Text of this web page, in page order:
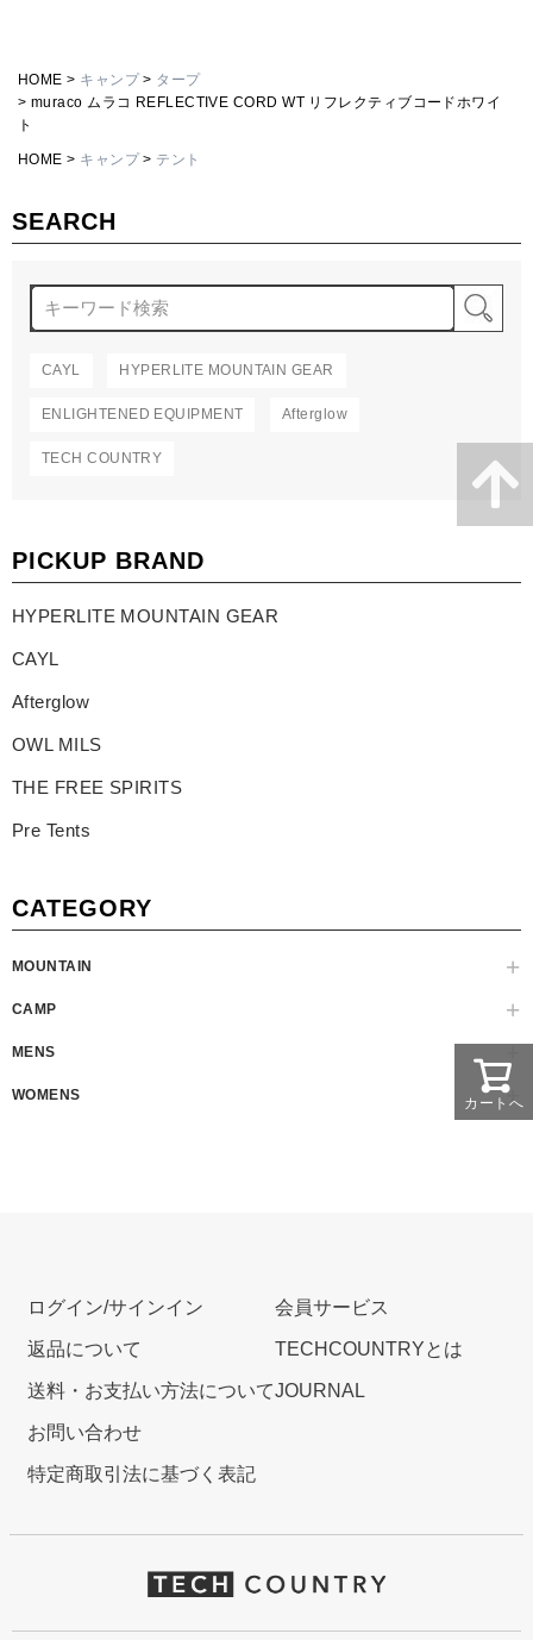
SEARCH
CAYL HYPERLITE MOUNTAIN GEAR
ENLIGHTENED EQUIPMENT Afterglow
TECH COUNTRY
PICKUP BRAND
HYPERLITE MOUNTAIN GEAR
CAYL
Afterglow
OWL MILS
THE FREE SPIRITS
Pre Tents
CATEGORY
MOUNTAIN
CAMP
MENS
WOMENS
HOME キャンプ
タープ
muraco ムラコ REFLECTIVE CORD WT リフレクティブコードホワイ
ト
HOME キャンプ テント
カートへ
ログイン/サインイン
返品について
送料・お支払い方法について
お問い合わせ
特定商取引法に基づく表記
会員サービス
TECHCOUNTRYとは
JOURNAL